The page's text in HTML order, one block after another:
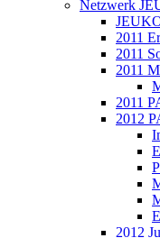
Netzwerk
2011
2011
2011
2011
2012
2012